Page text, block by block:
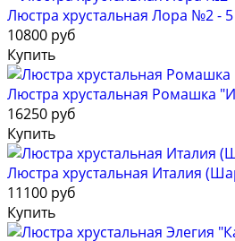
Люстра хрустальная Лора №2 -
10800 руб
Купить
Люстра хрустальная Ромашка
16250 руб
Купить
Люстра хрустальная Италия
11100 руб
Купить